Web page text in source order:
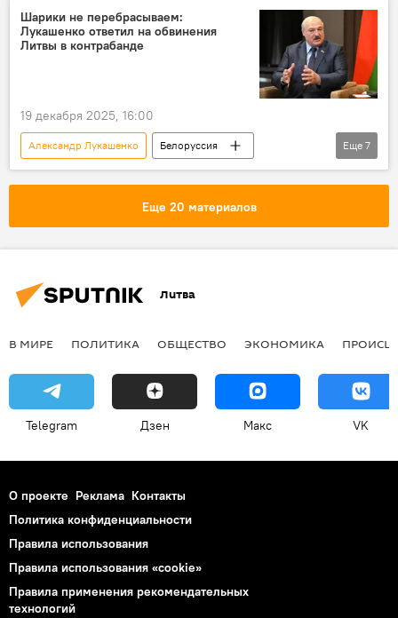
Россия
Шарики не перебрасываем:
Лукашенко ответил на обвинения
Литвы в контрабанде
19 декабря 2025, 16:00
Александр Лукашенко
Белоруссия
Политика
Общество
переговоры
Скандал в Литве из-за метеозондов из Белоруссии
контрабанда
метеозонд
Еще 7
Еще 20 материалов
Литва
В МИРЕ ПОЛИТИКА ОБЩЕСТВО ЭКОНОМИКА
Telegram Дзен Макс VK
О проекте Реклама Контакты
Политика конфиденциальности
Правила использования
Правила использования «cookie»
Правила применения рекомендательных
технологий